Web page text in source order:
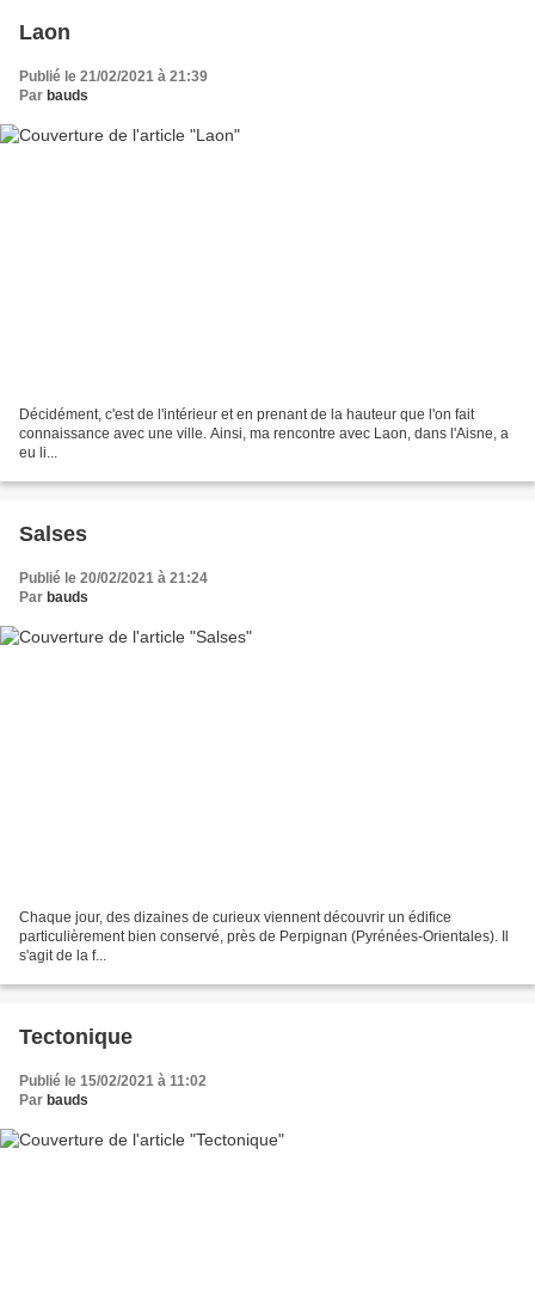
Laon
Publié le 21/02/2021 à 21:39
Par bauds
Décidément, c'est de l'intérieur et en prenant de la hauteur que l'on fait
connaissance avec une ville. Ainsi, ma rencontre avec Laon, dans l'Aisne, a
eu li...
Salses
Publié le 20/02/2021 à 21:24
Par bauds
Chaque jour, des dizaines de curieux viennent découvrir un édifice
particulièrement bien conservé, près de Perpignan (Pyrénées-Orientales). Il
s'agit de la f...
Tectonique
Publié le 15/02/2021 à 11:02
Par bauds